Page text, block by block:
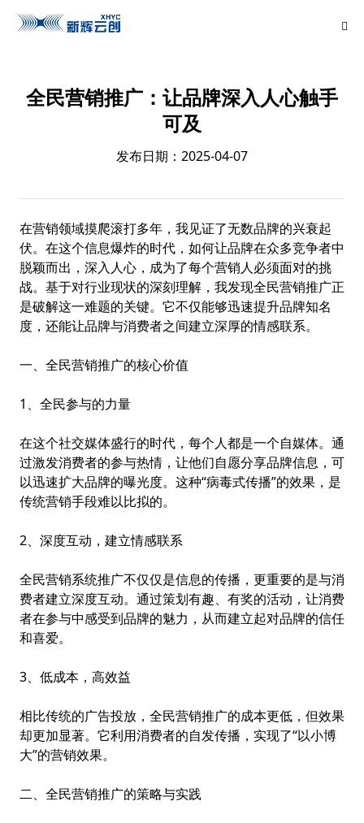
全民营销推广：让品牌深入人心触手
可及
发布日期：2025-04-07
在营销领域摸爬滚打多年，我见证了无数品牌的兴衰起
伏。在这个信息爆炸的时代，如何让品牌在众多竞争者中
脱颖而出，深入人心，成为了每个营销人必须面对的挑
战。基于对行业现状的深刻理解，我发现全民营销推广正
是破解这一难题的关键。它不仅能够迅速提升品牌知名
度，还能让品牌与消费者之间建立深厚的情感联系。
一、全民营销推广的核心价值
1、全民参与的力量
在这个社交媒体盛行的时代，每个人都是一个自媒体。通
过激发消费者的参与热情，让他们自愿分享品牌信息，可
以迅速扩大品牌的曝光度。这种“病毒式传播”的效果，是
传统营销手段难以比拟的。
2、深度互动，建立情感联系
全民营销系统推广不仅仅是信息的传播，更重要的是与消
费者建立深度互动。通过策划有趣、有奖的活动，让消费
者在参与中感受到品牌的魅力，从而建立起对品牌的信任
和喜爱。
3、低成本，高效益
相比传统的广告投放，全民营销推广的成本更低，但效果
却更加显著。它利用消费者的自发传播，实现了“以小博
大”的营销效果。
二、全民营销推广的策略与实践